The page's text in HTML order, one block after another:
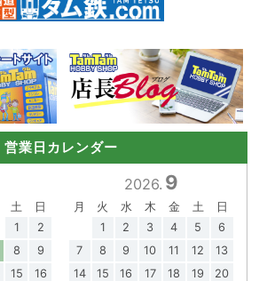
営業日カレンダー
土
日
1
2
8
9
15
16
2026. 9
月 火 水 木 金 土
日
1
2 3 4 5
6
7
8 9 10 11 12
13
14
15 16 17 18 19
20